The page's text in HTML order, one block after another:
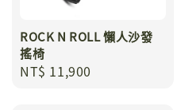
ROCK N ROLL 懶人沙發
搖椅
Regular
NT$ 11,900